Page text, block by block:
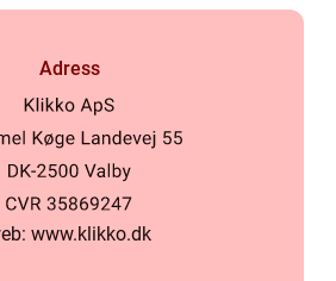
Adress
www.klikko.dk